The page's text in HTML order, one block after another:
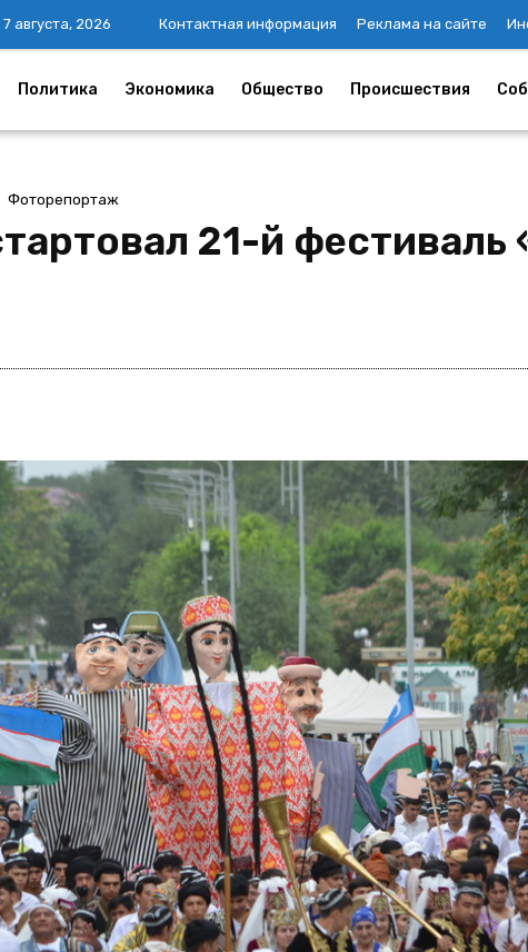
августа, 2026 Контактная информация Реклама на сайте
Политика Экономика Общество Происшествия
Фоторепортаж
21-й